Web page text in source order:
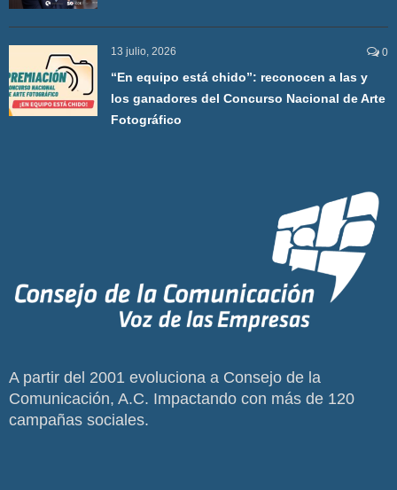
13 julio, 2026 0
“En equipo está chido”: reconocen a las y
los ganadores del Concurso Nacional de Arte
Fotográfico
A partir del 2001 evoluciona a Consejo de la
Comunicación, A.C. Impactando con más de 120
campañas sociales.